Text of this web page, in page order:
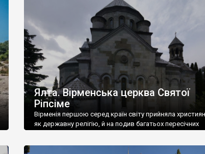
називаються «повстяками» (postaki)…” “Вино. Крим
виробляє відмінне вино і його вдосталь: воно все
легке біле і дуже […]
Ялта. Вірменська церква Святої
Ріпсіме
Вірменія першою серед країн світу прийняла
як державну релігію, й на подив багатьох пересічних